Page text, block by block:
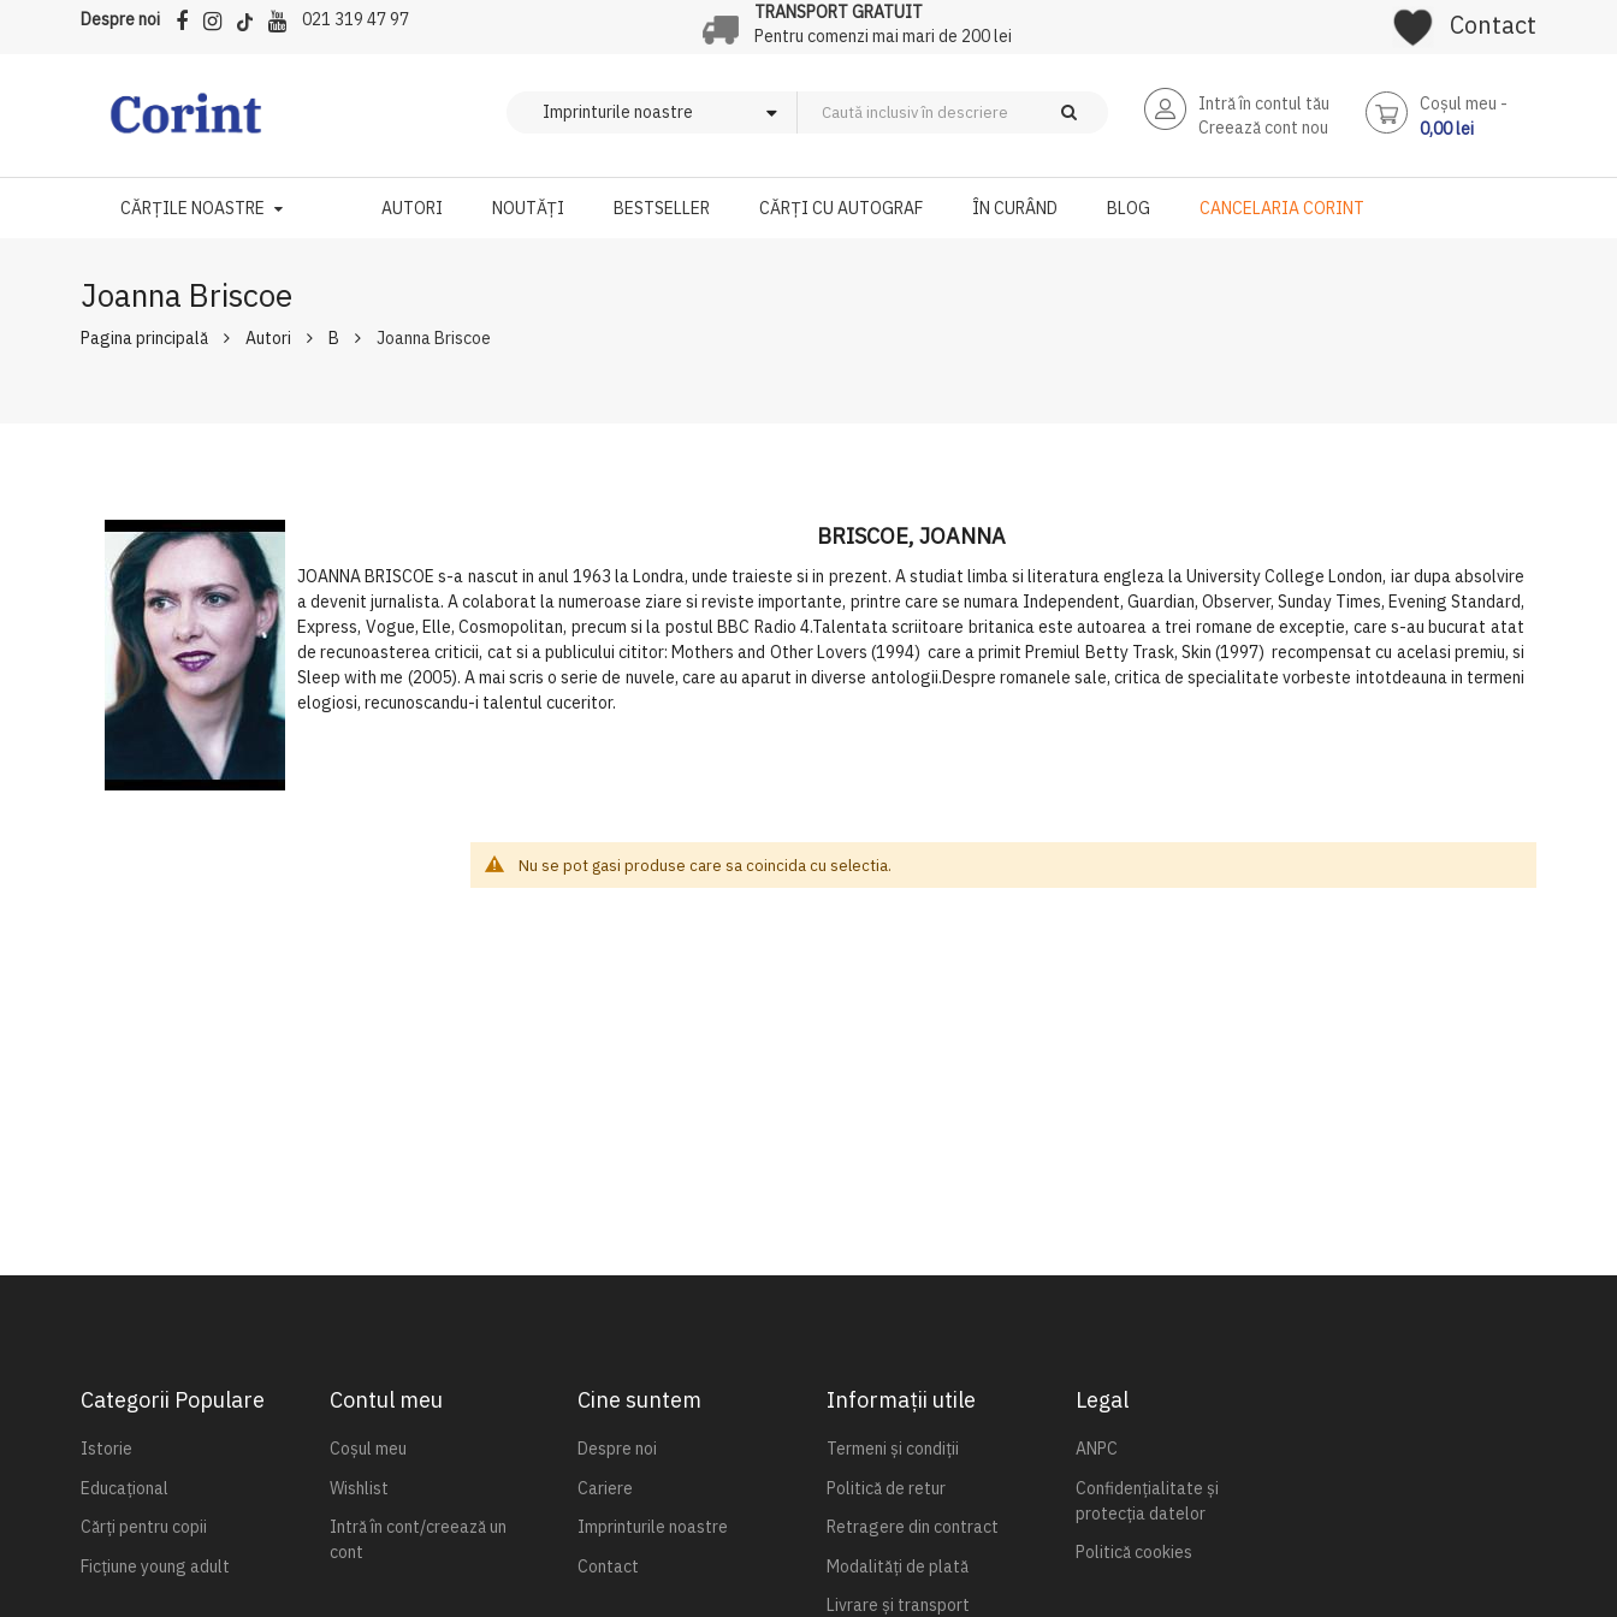
Despre noi 021 319 47 97
TRANSPORT GRATUIT
Pentru comenzi mai mari de 200 lei
Contact
Intră în contul tău
Creează cont nou
Coşul meu
0,00 lei
CĂRȚILE NOASTRE AUTORI NOUTĂȚI BESTSELLER CĂRȚI CU AUTOGRAF ÎN CURÂND BLOG CANCELARIA CORINT
Joanna Briscoe
Pagina principală Autori B Joanna Briscoe
BRISCOE, JOANNA
JOANNA BRISCOE s-a nascut in anul 1963 la Londra, unde traieste si in prezent. A studiat limba si literatura engleza la University College London, iar dupa absolvire
a devenit jurnalista. A colaborat la numeroase ziare si reviste importante, printre care se numara Independent, Guardian, Observer, Sunday Times, Evening Standard,
Express, Vogue, Elle, Cosmopolitan, precum si la postul BBC Radio 4.Talentata scriitoare britanica este autoarea a trei romane de exceptie, care s-au bucurat atat
de recunoasterea criticii, cat si a publicului cititor: Mothers and Other Lovers (1994) care a primit Premiul Betty Trask, Skin (1997) recompensat cu acelasi premiu, si
Sleep with me (2005). A mai scris o serie de nuvele, care au aparut in diverse antologii.Despre romanele sale, critica de specialitate vorbeste intotdeauna in termeni
elogiosi, recunoscandu-i talentul cuceritor.
Nu se pot gasi produse care sa coincida cu selectia.
Categorii Populare
Istorie
Educațional
Cărți pentru copii
Ficțiune young adult
Contul meu
Coșul meu
Wishlist
Intră în cont/creează un
cont
Cine suntem
Despre noi
Cariere
Imprinturile noastre
Contact
Informații utile
Termeni și condiții
Politică de retur
Retragere din contract
Modalități de plată
Livrare și transport
Legal
ANPC
Confidențialitate și
protecția datelor
Politică cookies